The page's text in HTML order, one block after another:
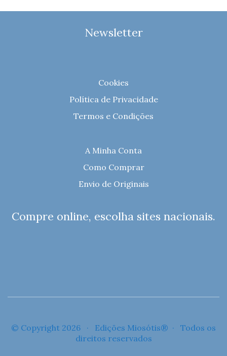
Newsletter
Cookies
Política de Privacidade
Termos e Condições
A Minha Conta
Como Comprar
Envio de Originais
Compre online, escolha sites nacionais.
© Copyright 2026 · Edições Miosótis® · Todos os
direitos reservados